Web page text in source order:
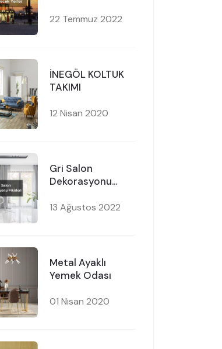
22 Temmuz 2022
İNEGÖL KOLTUK
TAKIMI
12 Nisan 2020
Gri Salon
Dekorasyonu
13 Ağustos 2022
Metal Ayaklı
Yemek Odası
01 Nisan 2020